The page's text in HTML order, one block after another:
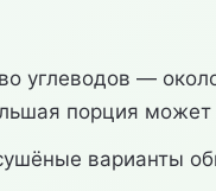
углеводов —
порция
варианты